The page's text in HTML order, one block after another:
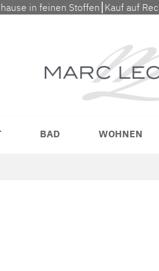
in feinen Stoffen⎮Kauf auf
BAD WOHNEN